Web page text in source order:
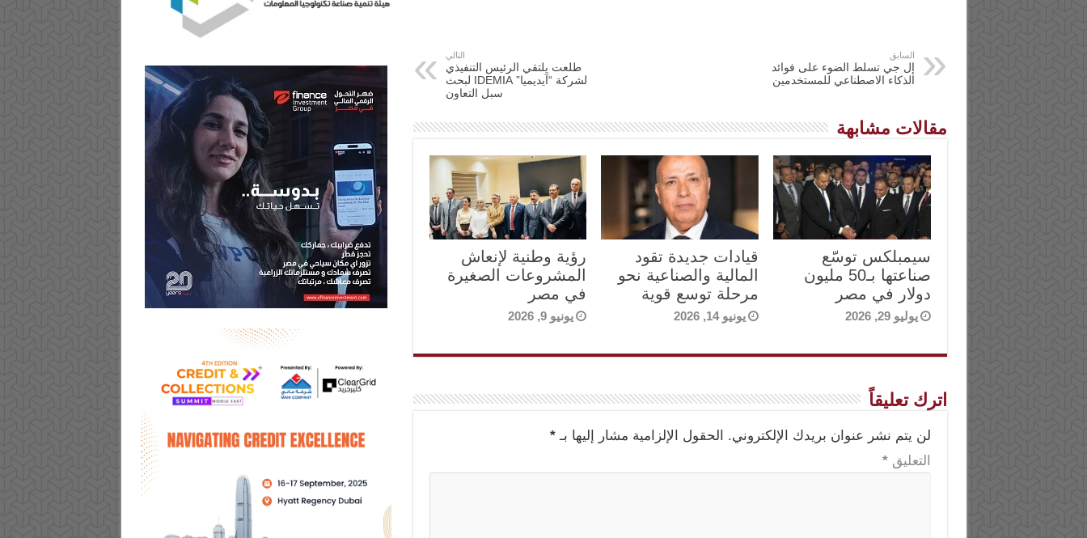
السابق
إل جي تسلط الضوء على فوائد
الذكاء الاصطناعي للمستخدمين
التالي
طلعت يلتقي الرئيس التنفيذي
لشركة “آيديميا” IDEMIA لبحث
سبل التعاون
مقالات مشابهة
سيمبلكس توسّع
صناعتها بـ50 مليون
دولار في مصر
يوليو 29, 2026
قيادات جديدة تقود
المالية والصناعية نحو
مرحلة توسع قوية
يونيو 14, 2026
رؤية وطنية لإنعاش
المشروعات الصغيرة
في مصر
يونيو 9, 2026
اترك تعليقاً
لن يتم نشر عنوان بريدك الإلكتروني. الحقول الإلزامية مشار إليها بـ*
التعليق*